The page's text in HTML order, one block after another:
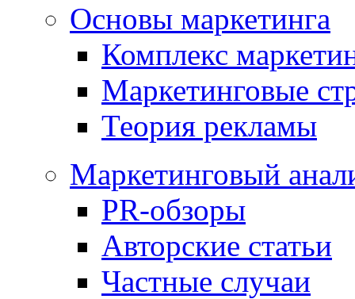
Основы маркетинга
Комплекс
Маркетинговые
Теория рекламы
Маркетинговый
PR-обзоры
Авторские статьи
Частные случаи